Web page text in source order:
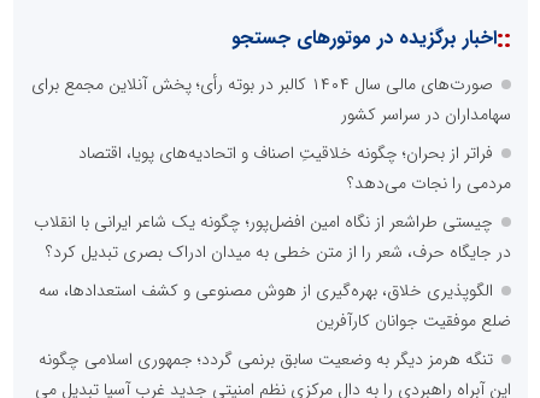
::اخبار برگزیده در موتورهای جستجو
صورت‌های مالی سال ۱۴۰۴ کالبر در بوته رأی؛ پخش آنلاین مجمع برای
سهامداران در سراسر کشور
فراتر از بحران؛ چگونه خلاقیتِ اصناف و اتحادیه‌های پویا، اقتصاد
مردمی را نجات می‌دهد؟
چیستی طراشعر از نگاه امین افضل‌پور؛ چگونه یک شاعر ایرانی با انقلاب
در جایگاه حرف، شعر را از متن خطی به میدان ادراک بصری تبدیل کرد؟
الگوپذیری خلاق، بهره‌گیری از هوش مصنوعی و کشف استعدادها، سه
ضلع موفقیت جوانان کارآفرین
تنگه هرمز دیگر به وضعیت سابق برنمی گردد؛ جمهوری اسلامی چگونه
این آبراه راهبردی را به دال مرکزی نظم امنیتی جدید غرب آسیا تبدیل می